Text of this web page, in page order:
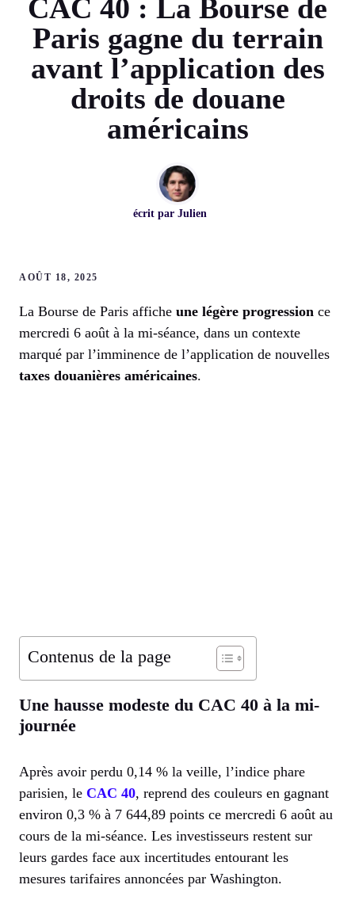
CAC 40 : La Bourse de
Paris gagne du terrain
avant l’application des
droits de douane
américains
écrit par Julien
AOÛT 18, 2025
La Bourse de Paris affiche une légère progression ce
mercredi 6 août à la mi-séance, dans un contexte
marqué par l’imminence de l’application de nouvelles
taxes douanières américaines.
Contenus de la page
Une hausse modeste du CAC 40 à la mi-
journée
Après avoir perdu 0,14 % la veille, l’indice phare
parisien, le CAC 40, reprend des couleurs en gagnant
environ 0,3 % à 7 644,89 points ce mercredi 6 août au
cours de la mi-séance. Les investisseurs restent sur
leurs gardes face aux incertitudes entourant les
mesures tarifaires annoncées par Washington.